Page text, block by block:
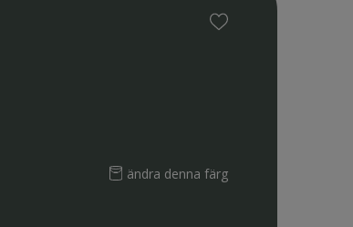
ändra denna färg